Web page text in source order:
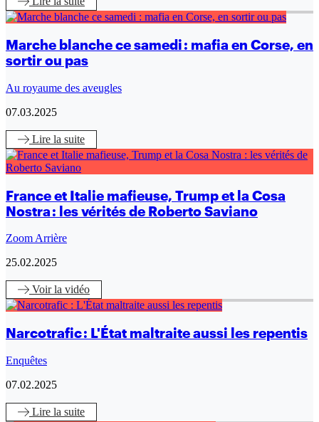
Marche blanche ce samedi : mafia en Corse, en
sortir ou pas
Au royaume des aveugles
07.03.2025
Lire la suite
France et Italie mafieuse, Trump et la Cosa
Nostra : les vérités de Roberto Saviano
Zoom Arrière
25.02.2025
Voirla vidéo
Narcotrafic : L'État maltraite aussi les repentis
Enquêtes
07.02.2025
Lire la suite